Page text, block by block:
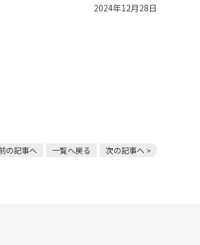
2024年12月28日
の記事へ 一覧へ戻る 次の記事へ >